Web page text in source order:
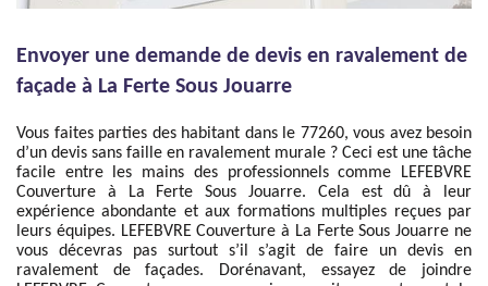
Envoyer une demande de devis en ravalement de
façade à La Ferte Sous Jouarre
Vous faites parties des habitant dans le 77260, vous avez besoin
d’un devis sans faille en ravalement murale ? Ceci est une tâche
facile entre les mains des professionnels comme LEFEBVRE
Couverture à La Ferte Sous Jouarre. Cela est dû à leur
expérience abondante et aux formations multiples reçues par
leurs équipes. LEFEBVRE Couverture à La Ferte Sous Jouarre ne
vous décevras pas surtout s’il s’agit de faire un devis en
ravalement de façades. Dorénavant, essayez de joindre